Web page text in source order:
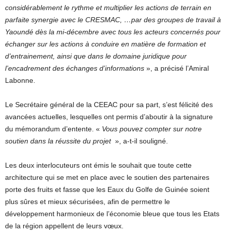
considérablement le rythme et multiplier les actions de terrain en
parfaite synergie avec le CRESMAC, …par des groupes de travail à
Yaoundé dès la mi-décembre avec tous les acteurs concernés pour
échanger sur les actions à conduire en matière de formation et
d’entrainement, ainsi que dans le domaine juridique pour
l’encadrement des échanges d’informations », a précisé l’Amiral
Labonne.
Le Secrétaire général de la CEEAC pour sa part, s’est félicité des
avancées actuelles, lesquelles ont permis d’aboutir à la signature
du mémorandum d’entente. « Vous pouvez compter sur notre
soutien dans la réussite du projet », a-t-il souligné.
Les deux interlocuteurs ont émis le souhait que toute cette
architecture qui se met en place avec le soutien des partenaires
porte des fruits et fasse que les Eaux du Golfe de Guinée soient
plus sûres et mieux sécurisées, afin de permettre le
développement harmonieux de l’économie bleue que tous les Etats
de la région appellent de leurs vœux.